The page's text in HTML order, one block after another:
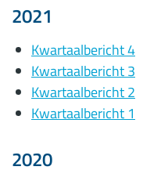
2021
Kwartaalbericht 4
Kwartaalbericht 3
Kwartaalbericht 2
Kwartaalbericht 1
2020